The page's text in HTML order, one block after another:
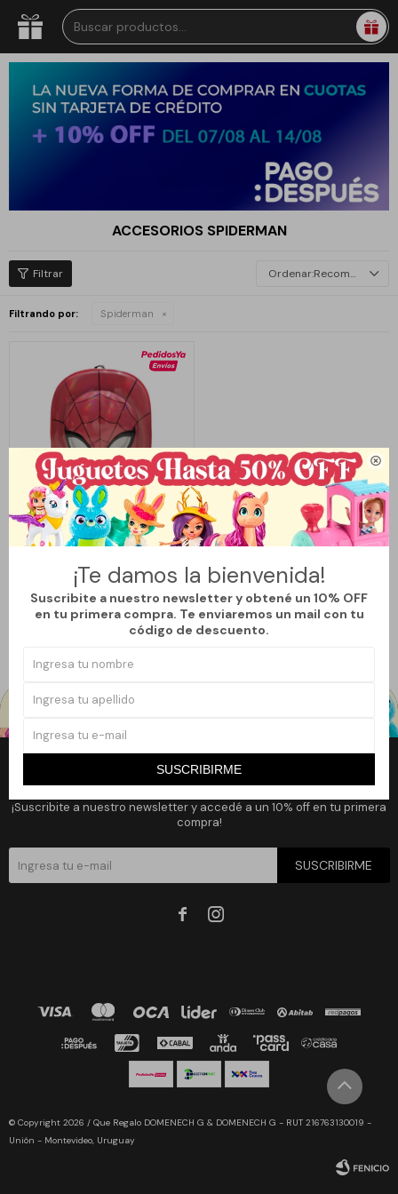

¡Te damos la bienvenida!
Suscribite a nuestro newsletter y obtené un 10% OFF
en tu primera compra. Te enviaremos un mail con tu
código de descuento.
SUSCRIBIRME
ACCESORIOS SPIDERMAN
Recomendados
Filtrando por: Spiderman
LlegaMAÑANA
MOCHILA HOMBRE ARAÑA 3D
$1.590
Newsletter
¡Suscribite a nuestro newsletter y accedé a un 10% off en tu primera
compra!
SUSCRIBIRME
 
© Copyright 2026 / Que Regalo DOMENECH G & DOMENECH G - RUT 216763130019 -
Unión - Montevideo, Uruguay